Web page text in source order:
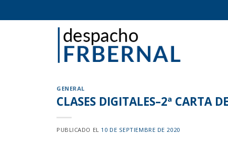
to
GENERAL
CLASES DIGITALES–2ª CARTA
PUBLICADO EL 10 DE SEPTIEMBRE DE 2020